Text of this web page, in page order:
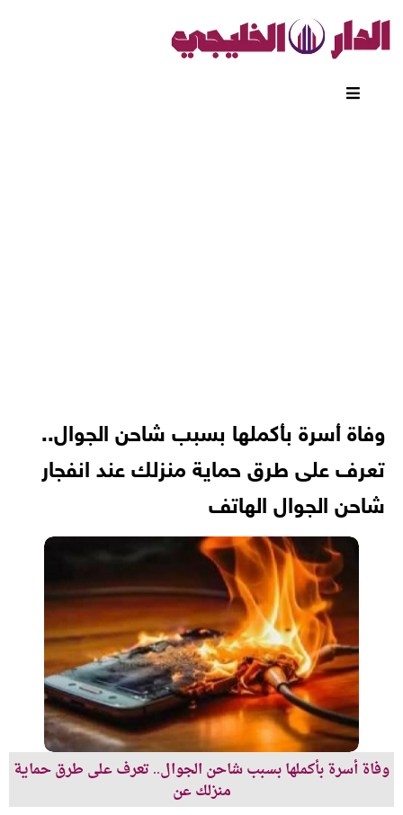
وفاة أسرة بأكملها بسبب شاحن الجوال..
تعرف على طرق حماية منزلك عند انفجار
شاحن الجوال الهاتف
وفاة أسرة بأكملها بسبب شاحن الجوال.. تعرف على طرق حماية
منزلك عن